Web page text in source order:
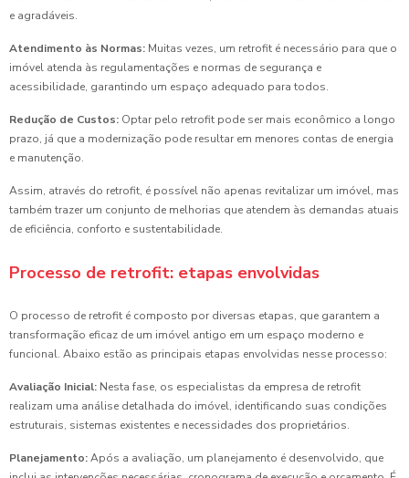
e agradáveis.
Atendimento às Normas: Muitas vezes, um retrofit é necessário para que o
imóvel atenda às regulamentações e normas de segurança e
acessibilidade, garantindo um espaço adequado para todos.
Redução de Custos: Optar pelo retrofit pode ser mais econômico a longo
prazo, já que a modernização pode resultar em menores contas de energia
e manutenção.
Assim, através do retrofit, é possível não apenas revitalizar um imóvel, mas
também trazer um conjunto de melhorias que atendem às demandas atuais
de eficiência, conforto e sustentabilidade.
Processo de retrofit: etapas envolvidas
O processo de retrofit é composto por diversas etapas, que garantem a
transformação eficaz de um imóvel antigo em um espaço moderno e
funcional. Abaixo estão as principais etapas envolvidas nesse processo:
Avaliação Inicial: Nesta fase, os especialistas da empresa de retrofit
realizam uma análise detalhada do imóvel, identificando suas condições
estruturais, sistemas existentes e necessidades dos proprietários.
Planejamento:Após a avaliação, um planejamento é desenvolvido, que